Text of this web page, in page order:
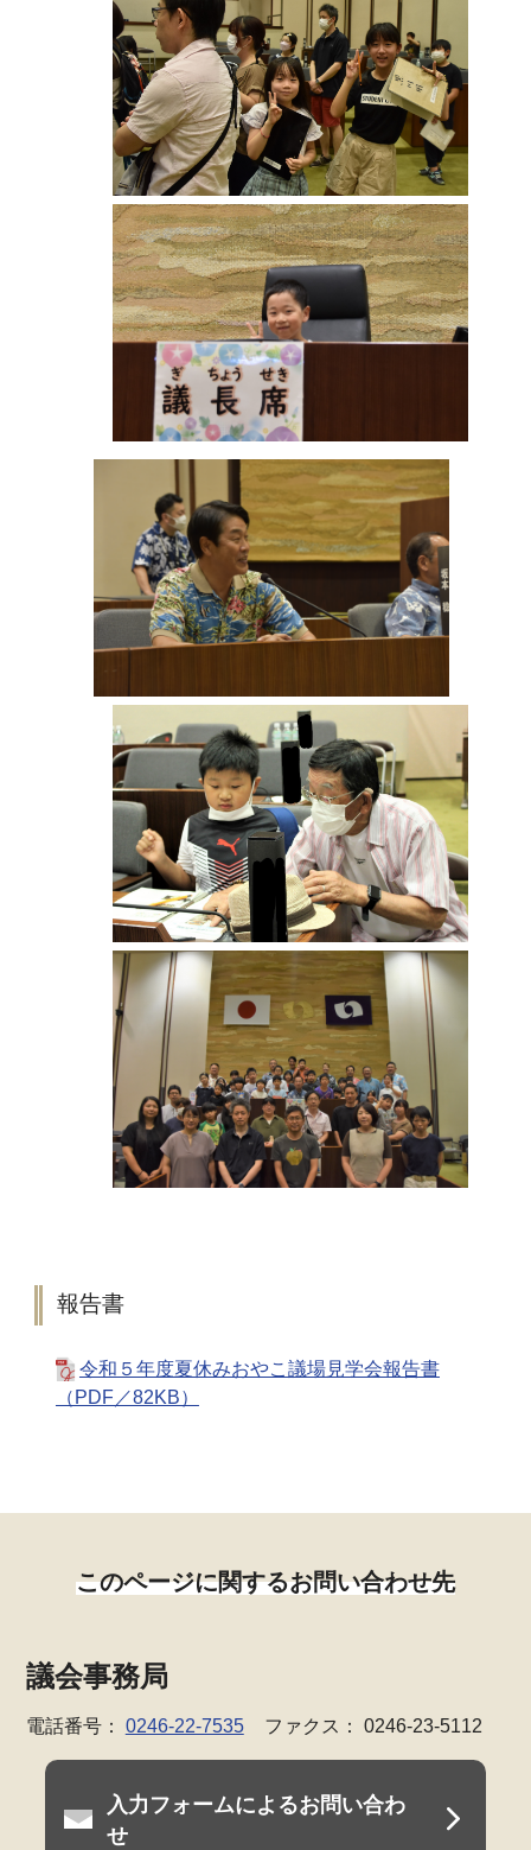
報告書
令和５年度夏休みおやこ議場見学会報告書
（PDF／82KB）
このページに関するお問い合わせ先
議会事務局
電話番号： 0246-22-7535 ファクス： 0246-23-5112
入力フォームによるお問い合わ
せ